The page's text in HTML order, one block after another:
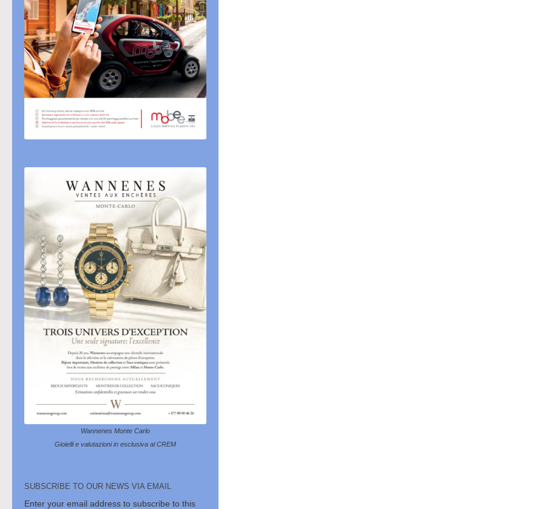
Wannenes Monte Carlo
Gioielli e valutazioni in esclusiva al CREM
SUBSCRIBE TO OUR NEWS VIA EMAIL
Enter your email address to subscribe to this